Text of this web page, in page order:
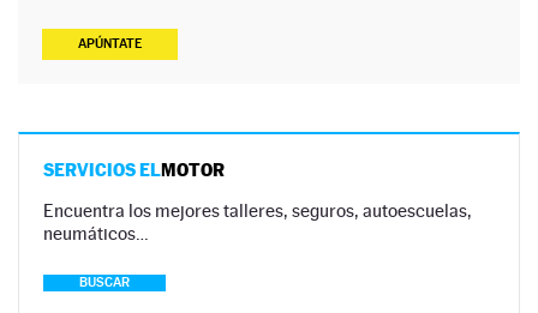
APÚNTATE
SERVICIOS ELMOTOR
Encuentra los mejores talleres, seguros, autoescuelas,
neumáticos…
BUSCAR